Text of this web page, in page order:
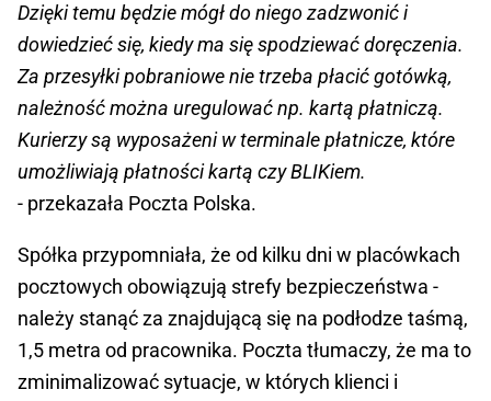
Dzięki temu będzie mógł do niego zadzwonić i
dowiedzieć się, kiedy ma się spodziewać doręczenia.
Za przesyłki pobraniowe nie trzeba płacić gotówką,
należność można uregulować np. kartą płatniczą.
Kurierzy są wyposażeni w terminale płatnicze, które
umożliwiają płatności kartą czy BLIKiem.
- przekazała Poczta Polska.
Spółka przypomniała, że od kilku dni w placówkach
pocztowych obowiązują strefy bezpieczeństwa -
należy stanąć za znajdującą się na podłodze taśmą,
1,5 metra od pracownika. Poczta tłumaczy, że ma to
zminimalizować sytuacje, w których klienci i